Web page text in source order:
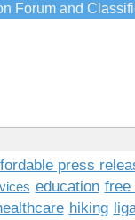
Forum and
press
education free
hiking